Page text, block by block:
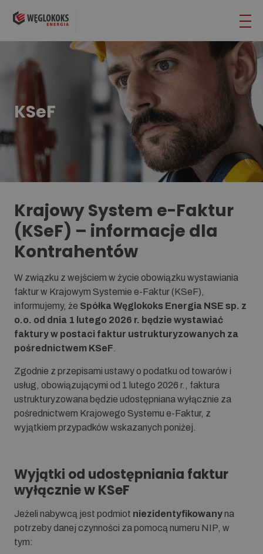
KSeF
Krajowy System e-Faktur
(KSeF) – informacje dla
Kontrahentów
W związku z wejściem w życie obowiązku wystawiania
faktur w Krajowym Systemie e-Faktur (KSeF),
informujemy, że Spółka Węglokoks Energia NSE sp. z
o.o. od dnia 1 lutego 2026 r. będzie wystawiać
faktury w postaci faktur ustrukturyzowanych za
pośrednictwem KSeF
Zgodnie z przepisami ustawy o podatku od towarów i
usług, obowiązującymi od 1 lutego 2026 r., faktura
ustrukturyzowana będzie udostępniana wyłącznie za
pośrednictwem Krajowego Systemu e-Faktur, z
wyjątkiem przypadków wskazanych poniżej.
Wyjątki od udostępniania faktur
wyłącznie w KSeF
Jeżeli nabywcą jest podmiot niezidentyfikowanyna
potrzeby danej czynności za pomocą numeru NIP, w
tym: